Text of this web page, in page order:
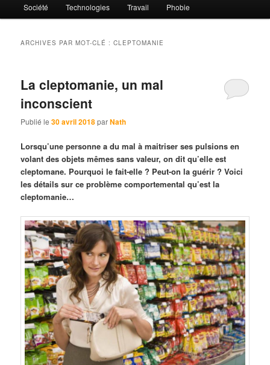
Société Technologies Travail Phobie
ARCHIVES PAR MOT-CLÉ :CLEPTOMANIE
La cleptomanie, un mal
inconscient
Publié le30 avril 2018parNath
Lorsqu’une personne a du mal à maitriser ses pulsions en
volant des objets mêmes sans valeur, on dit qu’elle est
cleptomane. Pourquoi le fait-elle ? Peut-on la guérir ? Voici
les détails sur ce problème comportemental qu’est la
cleptomanie…